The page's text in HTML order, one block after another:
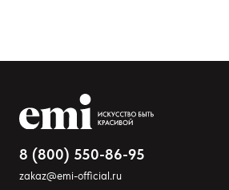
8 (800) 550-86-95
zakaz@emi-official.ru